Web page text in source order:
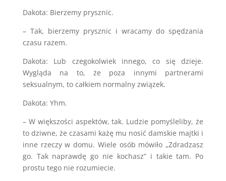
Dakota: Bierzemy prysznic.
– Tak, bierzemy prysznic i wracamy do spędzania
czasu razem.
Dakota: Lub czegokolwiek innego, co się dzieje.
Wygląda na to, że poza innymi partnerami
seksualnym, to całkiem normalny związek.
Dakota: Yhm.
– W większości aspektów, tak. Ludzie pomyśleliby, że
to dziwne, że czasami każę mu nosić damskie majtki i
inne rzeczy w domu. Wiele osób mówiło „Zdradzasz
go. Tak naprawdę go nie kochasz” i takie tam. Po
prostu tego nie rozumiecie.